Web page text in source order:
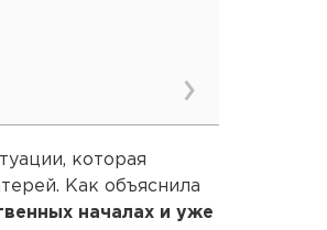
которая
Как объяснила
началах и уже